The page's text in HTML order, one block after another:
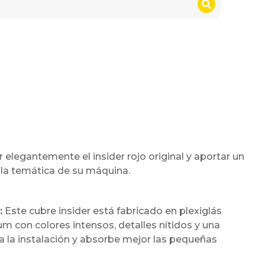
el insider rojo original y aportar un
temática de su máquina.
Este cubre insider está fabricado en plexiglás
con colores intensos, detalles nítidos y una
la instalación y absorbe mejor las pequeñas